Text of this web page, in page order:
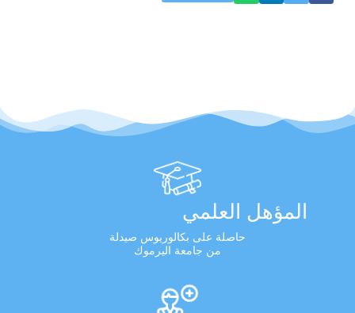
المؤهل العلمي
حاصلة على بكالوريوس صيدلة
من جامعة اليرموك